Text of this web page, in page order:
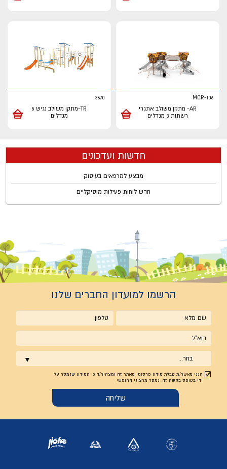
MCR-106
AR- מתקן משולב אתגרי
רשתות 3 מגדלים
3670
TR-מתקן משולב נגיש 5
מגדלים
חדשות ועדכונים
מבצע למרפאים בעיסוק
חדש לוחות פעילות מוסיקליים
הרשמו למועדון החברים שלנו
שם
מלא
טלפון
אימייל
בחר...
הנני מאשר/ת קבלת מידע פרסומי מאתר זה ומצהיר/ה כי המידע שנמסר על
ידי בטופס בקשה זה, נמסר מרצוני החופשי